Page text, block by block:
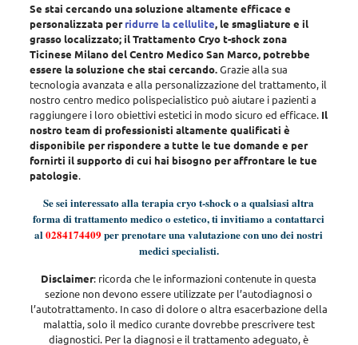
Se stai cercando una soluzione altamente efficace e
personalizzata perridurre la cellulite, le smagliature e il
grasso localizzato; il Trattamento Cryo t-shock zona
Ticinese Milano del Centro Medico San Marco, potrebbe
essere la soluzione che stai cercando.Grazie alla sua
tecnologia avanzata e alla personalizzazione del trattamento, il
nostro centro medico polispecialistico può aiutare i pazienti a
raggiungere i loro obiettivi estetici in modo sicuro ed efficace. Il
nostro team di professionisti altamente qualificati è
disponibile per rispondere a tutte le tue domande e per
fornirti il supporto di cui hai bisogno per affrontare le tue
patologie.
Se sei interessato alla terapia cryo t-shock o a qualsiasi altra
forma di trattamento medico o estetico, ti invitiamo a contattarci
al0284174409per prenotare una valutazione con uno dei nostri
medici specialisti.
Disclaimer: ricorda che le informazioni contenute in questa
sezione non devono essere utilizzate per l’autodiagnosi o
l’autotrattamento. In caso di dolore o altra esacerbazione della
malattia, solo il medico curante dovrebbe prescrivere test
diagnostici. Per la diagnosi e il trattamento adeguato, è